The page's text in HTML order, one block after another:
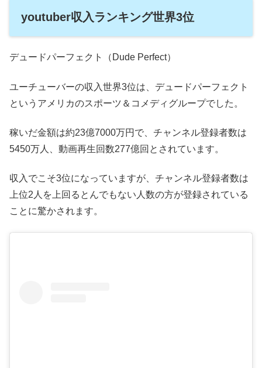
youtuber収入ランキング世界3位
デュードパーフェクト （Dude Perfect）
ユーチューバーの収入世界3位は、デュードパーフェクト
というアメリカのスポーツ＆コメディグループでした。
稼いだ金額は約23億7000万円で、チャンネル登録者数は
5450万人、動画再生回数277億回とされています。
収入でこそ3位になっていますが、チャンネル登録者数は
上位2人を上回るとんでもない人数の方が登録されている
ことに驚かされます。